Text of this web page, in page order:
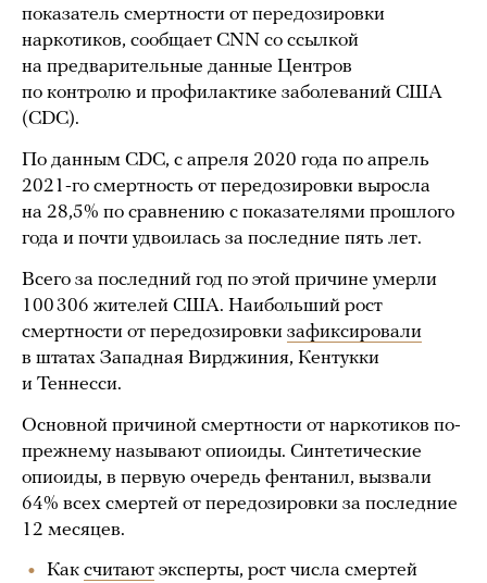
показатель смертности от передозировки
наркотиков, сообщает CNN со ссылкой
на предварительные данные Центров
по контролю и профилактике заболеваний США
(CDC).
По данным СDC, с апреля 2020 года по апрель
2021-го смертность от передозировки выросла
на 28,5% по сравнению с показателями прошлого
года и почти удвоилась за последние пять лет.
Всего за последний год по этой причине умерли
100 306 жителей США. Наибольший рост
смертности от передозировки зафиксировали
в штатах Западная Вирджиния, Кентукки
и Теннесси.
Основной причиной смертности от наркотиков по-
прежнему называют опиоиды. Синтетические
опиоиды, в первую очередь фентанил, вызвали
64% всех смертей от передозировки за последние
12 месяцев.
Как считают эксперты, рост числа смертей